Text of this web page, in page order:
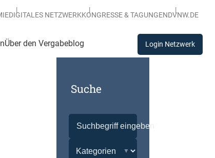
DIGITALES NETZWERKKONGRESSE & TAGUNGENDVNW.DE
Über den Vergabeblog Login Netzwerk
Suche